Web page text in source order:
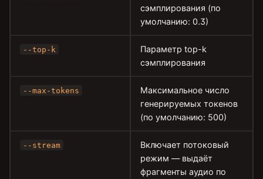
сэмплирования (по
умолчанию: 0.3)
--top-k
Параметр top-k
сэмплирования
--max-tokens
Максимальное число
генерируемых токенов
(по умолчанию: 500)
--stream
Включает потоковый
режим — выдаёт
фрагменты аудио по